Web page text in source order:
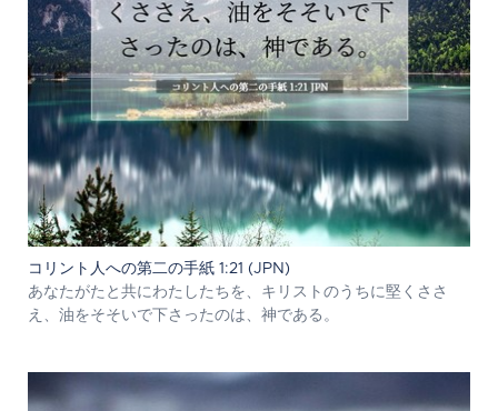
コリント人への第二の手紙 1:21 (JPN)
あなたがたと共にわたしたちを、キリストのうちに堅くささ
え、油をそそいで下さったのは、神である。